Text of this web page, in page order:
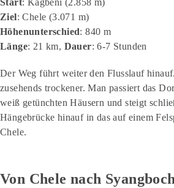
Start: Kagbeni (2.858 m)
Ziel: Chele (3.071 m)
Höhenunterschied: 840 m
Länge: 21 km, Dauer: 6-7 Stunden
Der Weg führt weiter den Flusslauf
zusehends trockener. Man passiert das
weiß getünchten Häusern und steigt
Hängebrücke hinauf in das auf einem
Chele.
Von Chele nach